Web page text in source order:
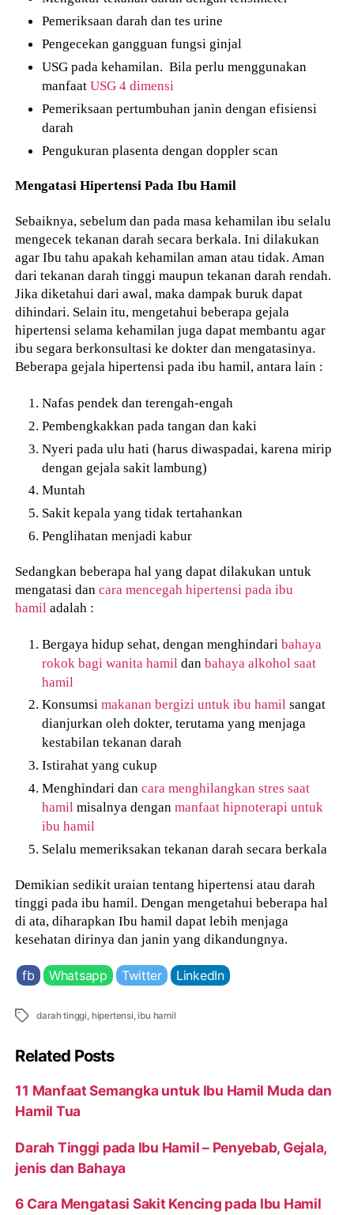
Pemeriksaan darah dan tes urine
Pengecekan gangguan fungsi ginjal
USG pada kehamilan. Bila perlu menggunakan
manfaatUSG 4 dimensi
Pemeriksaan pertumbuhan janin dengan efisiensi
darah
Pengukuran plasenta dengan doppler scan
Mengatasi Hipertensi Pada Ibu Hamil
Sebaiknya, sebelum dan pada masa kehamilan ibu selalu
mengecek tekanan darah secara berkala. Ini dilakukan
agar Ibu tahu apakah kehamilan aman atau tidak. Aman
dari tekanan darah tinggi maupun tekanan darah rendah.
Jika diketahui dari awal, maka dampak buruk dapat
dihindari. Selain itu, mengetahui beberapa gejala
hipertensi selama kehamilan juga dapat membantu agar
ibu segara berkonsultasi ke dokter dan mengatasinya.
Beberapa gejala hipertensi pada ibu hamil, antara lain :
Nafas pendek dan terengah-engah
Pembengkakkan pada tangan dan kaki
Nyeri pada ulu hati (harus diwaspadai, karena mirip
dengan gejala sakit lambung)
Muntah
Sakit kepala yang tidak tertahankan
Penglihatan menjadi kabur
Sedangkan beberapa hal yang dapat dilakukan untuk
mengatasi dancara mencegah hipertensi pada ibu
hamiladalah :
Bergaya hidup sehat, dengan menghindaribahaya
rokok bagi wanita hamil danbahaya alkohol saat
hamil
Konsumsimakanan bergizi untuk ibu hamil sangat
dianjurkan oleh dokter, terutama yang menjaga
kestabilan tekanan darah
Istirahat yang cukup
Menghindari dancara menghilangkan stres saat
hamil misalnya denganmanfaat hipnoterapi untuk
ibu hamil
Selalu memeriksakan tekanan darah secara berkala
Demikian sedikit uraian tentang hipertensi atau darah
tinggi pada ibu hamil. Dengan mengetahui beberapa hal
di ata, diharapkan Ibu hamil dapat lebih menjaga
kesehatan dirinya dan janin yang dikandungnya.
fb Whatsapp Twitter LinkedIn
Tags darah tinggi hipertensi ,ibu hamil
Related Posts
11 Manfaat Semangka untuk Ibu Hamil Muda dan
Hamil Tua
Darah Tinggi pada Ibu Hamil – Penyebab, Gejala,
jenis dan Bahaya
6 Cara Mengatasi Sakit Kencing pada Ibu Hamil